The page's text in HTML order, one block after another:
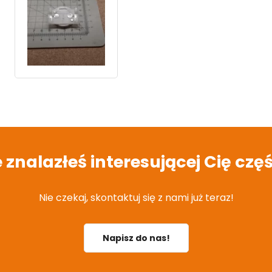
znalazłeś interesującej Cię
Nie czekaj, skontaktuj się z nami już teraz!
Napisz do nas!